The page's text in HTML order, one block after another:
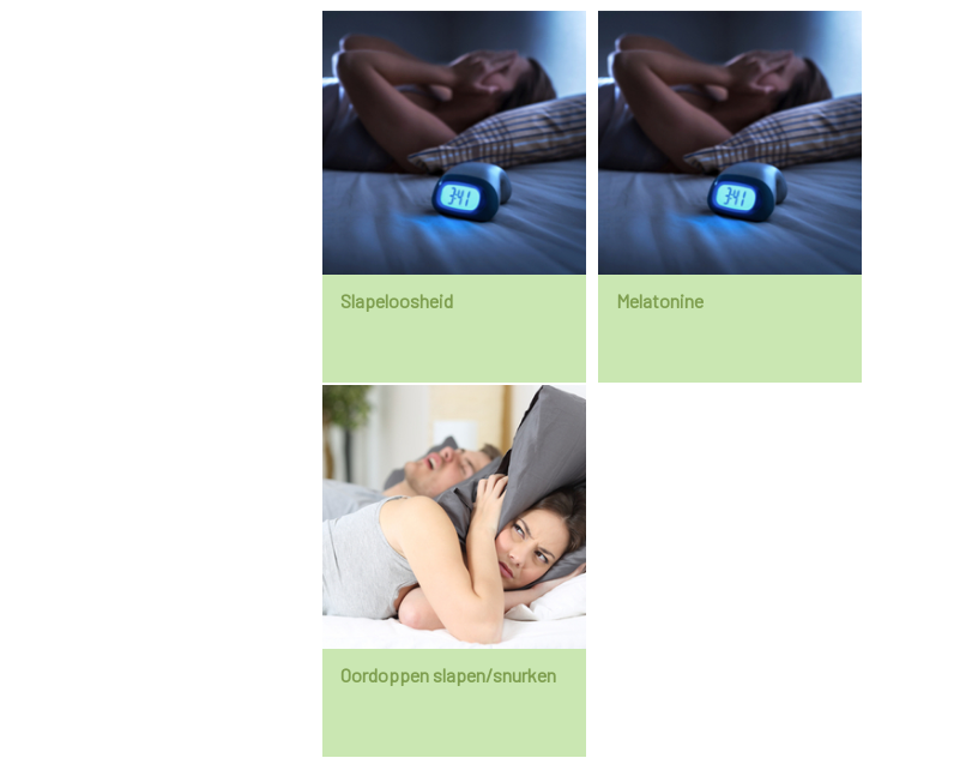
Slapeloosheid Melatonine
Oordoppen slapen/snurken